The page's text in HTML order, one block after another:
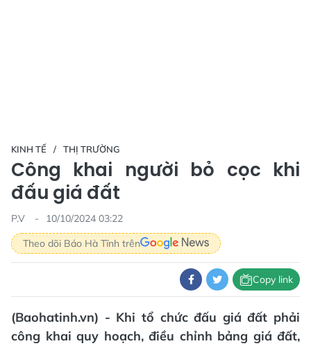
KINH TẾ THỊ TRƯỜNG
Công khai người bỏ cọc khi
đấu giá đất
P.V
10/10/2024 03:22
Theo dõi Báo Hà Tĩnh trên
Copy link
(Baohatinh.vn) - Khi tổ chức đấu giá đất phải
công khai quy hoạch, điều chỉnh bảng giá đất,